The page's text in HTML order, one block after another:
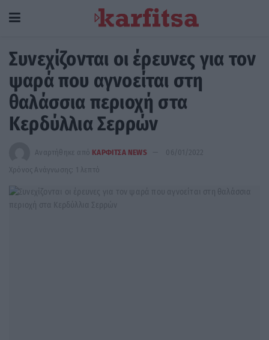
Συνεχίζονται οι έρευνες για τον
ψαρά που αγνοείται στη
θαλάσσια περιοχή στα
Κερδύλλια Σερρών
Αναρτήθηκε από ΚΑΡΦΙΤΣΑ NEWS
06/01/2022
Χρόνος Ανάγνωσης: 1 λεπτό